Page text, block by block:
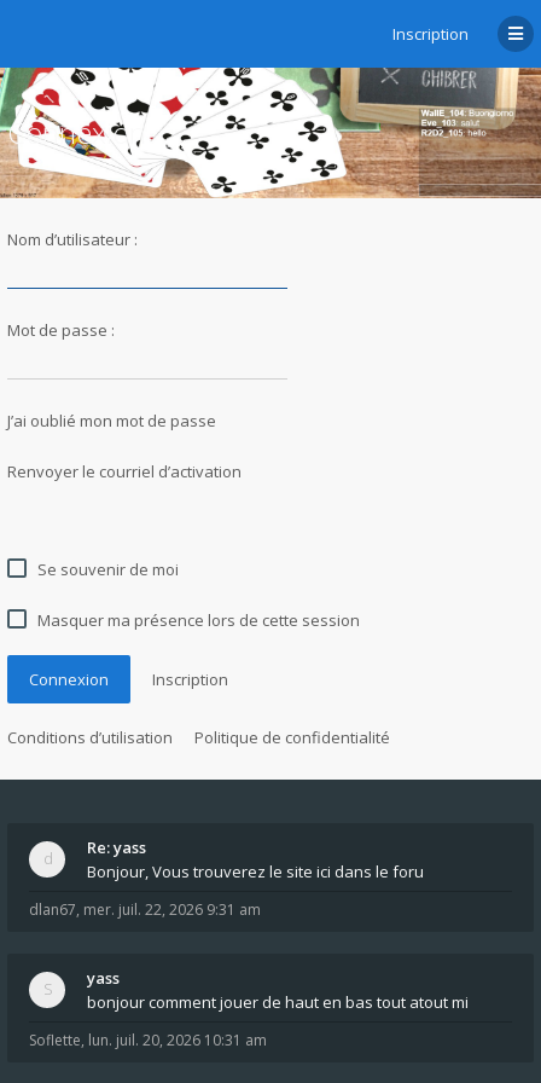
Inscription
Connexion
Nom d’utilisateur :
Mot de passe :
J’ai oublié mon mot de passe
Renvoyer le courriel d’activation
Se souvenir de moi
Masquer ma présence lors de cette session
Connexion Inscription
Conditions d’utilisation Politique de confidentialité
Re: yass
Bonjour, Vous trouverez le site ici dans le foru
dlan67, mer. juil. 22, 2026 9:31 am
yass
bonjour comment jouer de haut en bas tout atout mi
Soflette, lun. juil. 20, 2026 10:31 am